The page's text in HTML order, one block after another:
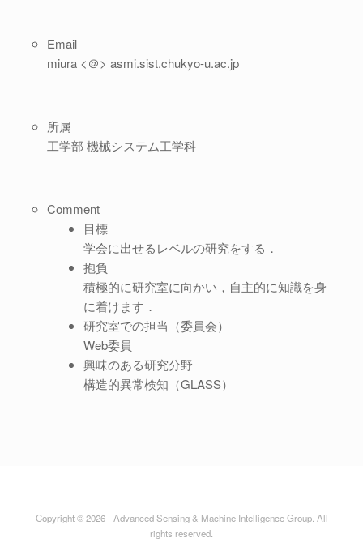
Email
miura <＠> asmi.sist.chukyo-u.ac.jp
所属
工学部 機械システム工学科
Comment
目標
学会に出せるレベルの研究をする．
抱負
積極的に研究室に向かい，自主的に知識を身
に着けます．
研究室での担当（委員会）
Web委員
興味のある研究分野
構造的異常検知（GLASS）
Copyright © 2026 - Advanced Sensing & Machine Intelligence Group. All
rights reserved.